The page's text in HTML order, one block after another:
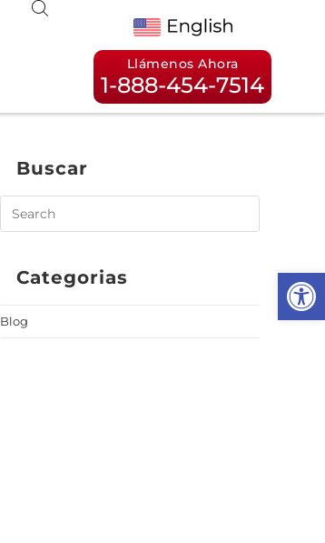
Llámenos Ahora
1-888-454-7514
Buscar
Categorias
Blog